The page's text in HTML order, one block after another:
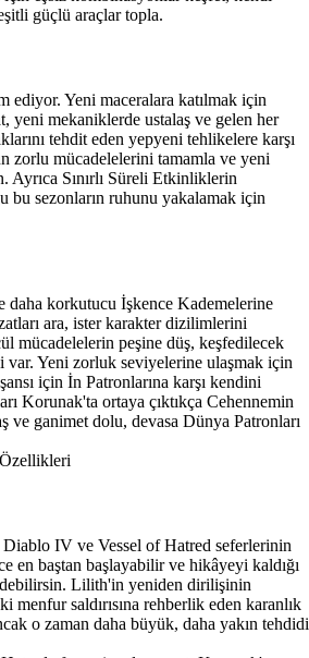
güçlü araçlar topla.
ediyor. Yeni maceralara katılmak için
yeni mekaniklerde ustalaş ve gelen her
tehdit eden yepyeni tehlikelere karşı
zorlu mücadelelerini tamamla ve yeni
Ayrıca Sınırlı Süreli Etkinliklerin
bu sezonların ruhunu yakalamak için
daha korkutucu İşkence Kademelerine
ara, ister karakter dizilimlerini
mücadelelerin peşine düş, keşfedilecek
Yeni zorluk seviyelerine ulaşmak için
için İn Patronlarına karşı kendini
Korunak'ta ortaya çıktıkça Cehennemin
ve ganimet dolu, devasa Dünya Patronları
IV ve Vessel of Hatred seferlerinin
en baştan başlayabilir ve hikâyeyi kaldığı
Lilith'in yeniden dirilişinin
saldırısına rehberlik eden karanlık
o zaman daha büyük, daha yakın tehdidi